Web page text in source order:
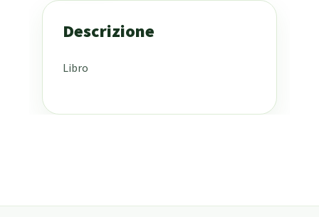
Descrizione
Libro